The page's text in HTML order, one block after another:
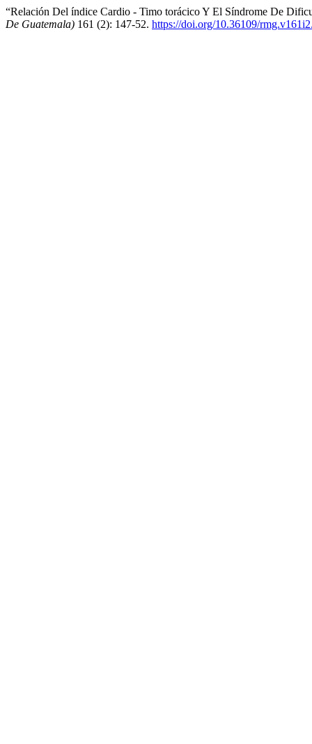
“Relación Del índice Cardio - Timo torácico Y El Síndrome De
De Guatemala) 161 (2): 147-52. https://doi.org/10.36109/